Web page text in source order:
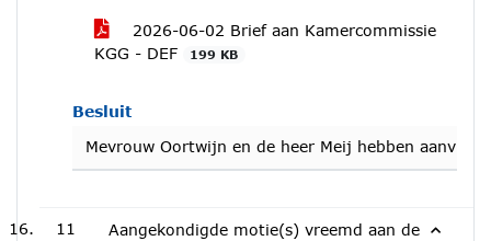
2026-06-02 Brief aan Kamercommissie
KGG - DEF
199 KB
Besluit
Mevrouw Oortwijn en de heer Meij hebben
11
Aangekondigde motie(s) vreemd aan de